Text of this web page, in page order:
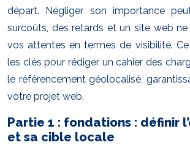
départ. Négliger son importance
surcoûts, des retards et un site web
vos attentes en termes de visibilité.
les clés pour rédiger un cahier des
le référencement géolocalisé,
votre projet web.
Partie 1 : fondations : définir
et sa cible locale